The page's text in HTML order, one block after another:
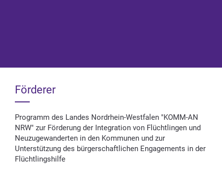
Förderer
Programm des Landes Nordrhein-Westfalen "KOMM-AN
NRW" zur Förderung der Integration von Flüchtlingen und
Neuzugewanderten in den Kommunen und zur
Unterstützung des bürgerschaftlichen Engagements in der
Flüchtlingshilfe